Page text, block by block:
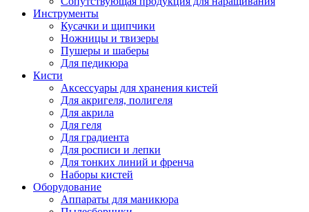
Инструменты
Кусачки и щипчики
Ножницы и твизеры
Пушеры и шаберы
Для педикюра
Кисти
Аксессуары для хранения кистей
Для акригеля, полигеля
Для акрила
Для геля
Для градиента
Для росписи и лепки
Для тонких линий и френча
Наборы кистей
Оборудование
Аппараты для маникюра